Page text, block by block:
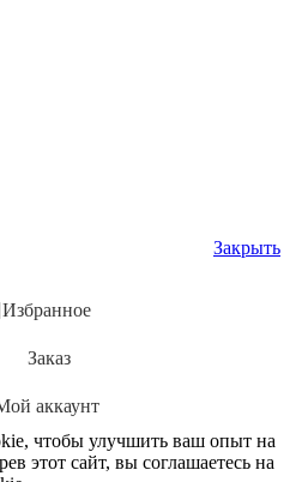
Закрыть
Избранное
Заказ
аккаунт
чтобы улучшить ваш опыт на
этот сайт, вы соглашаетесь на